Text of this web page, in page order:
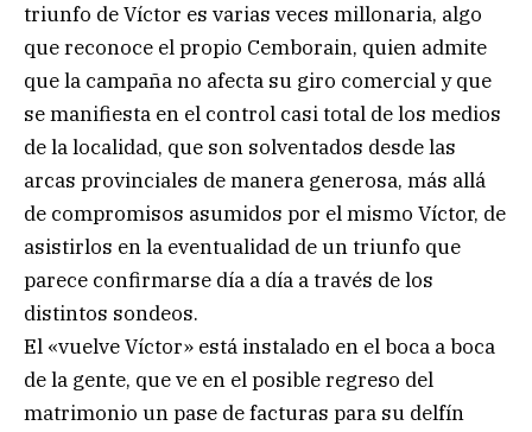
triunfo de Víctor es varias veces millonaria, algo
que reconoce el propio Cemborain, quien admite
que la campaña no afecta su giro comercial y que
se manifiesta en el control casi total de los medios
de la localidad, que son solventados desde las
arcas provinciales de manera generosa, más allá
de compromisos asumidos por el mismo Víctor, de
asistirlos en la eventualidad de un triunfo que
parece confirmarse día a día a través de los
distintos sondeos.
El «vuelve Víctor» está instalado en el boca a boca
de la gente, que ve en el posible regreso del
matrimonio un pase de facturas para su delfín